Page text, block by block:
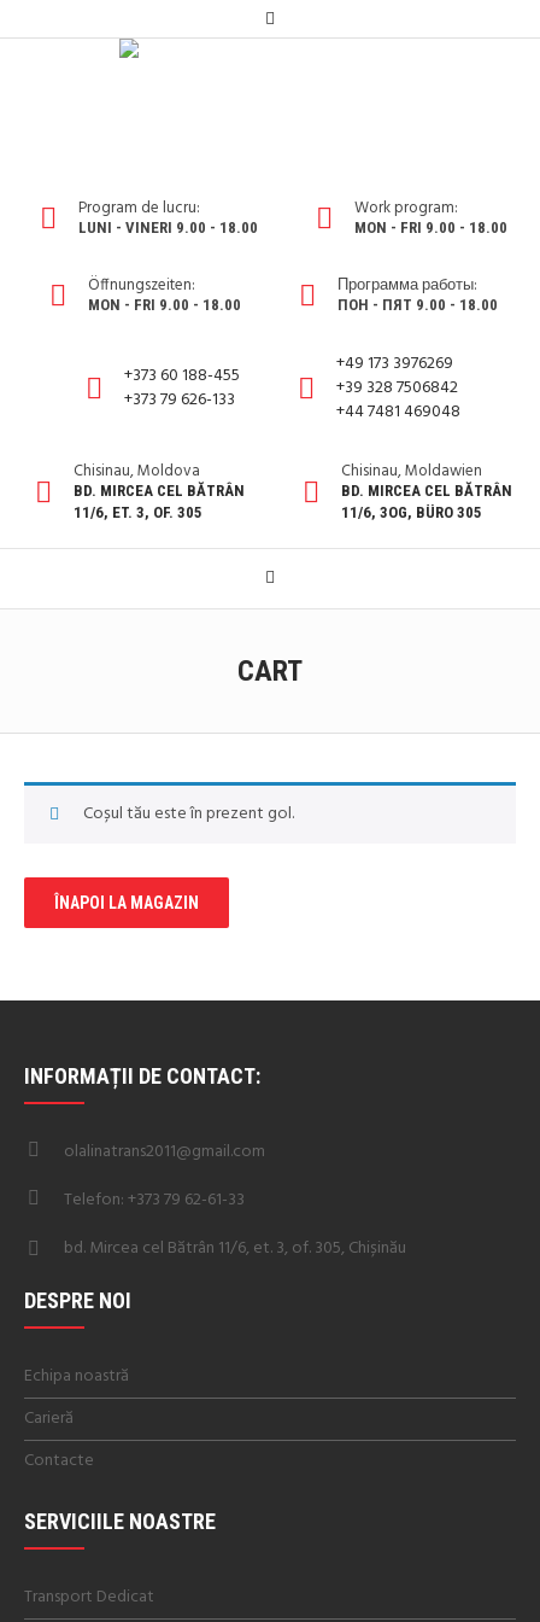
Program de lucru:
LUNI - VINERI 9.00 - 18.00
Work program:
MON - FRI 9.00 - 18.00
Öffnungszeiten:
MON - FRI 9.00 - 18.00
Программа работы:
ПОН - ПЯТ 9.00 - 18.00
+373 60 188-455
+373 79 626-133
+49 173 3976269
+39 328 7506842
+44 7481 469048
Chisinau, Moldova
BD. MIRCEA CEL BĂTRÂN
11/6, ET. 3, OF. 305
Chisinau, Moldawien
BD. MIRCEA CEL BĂTRÂN
11/6, 3OG, BÜRO 305
CART
Coșul tău este în prezent gol.
ÎNAPOI LA MAGAZIN
INFORMAȚII DE CONTACT:
olalinatrans2011@gmail.com
Telefon: +373 79 62-61-33
bd. Mircea cel Bătrân 11/6, et. 3, of. 305, Chișinău
DESPRE NOI
Echipa noastră
Carieră
Contacte
SERVICIILE NOASTRE
Transport Dedicat